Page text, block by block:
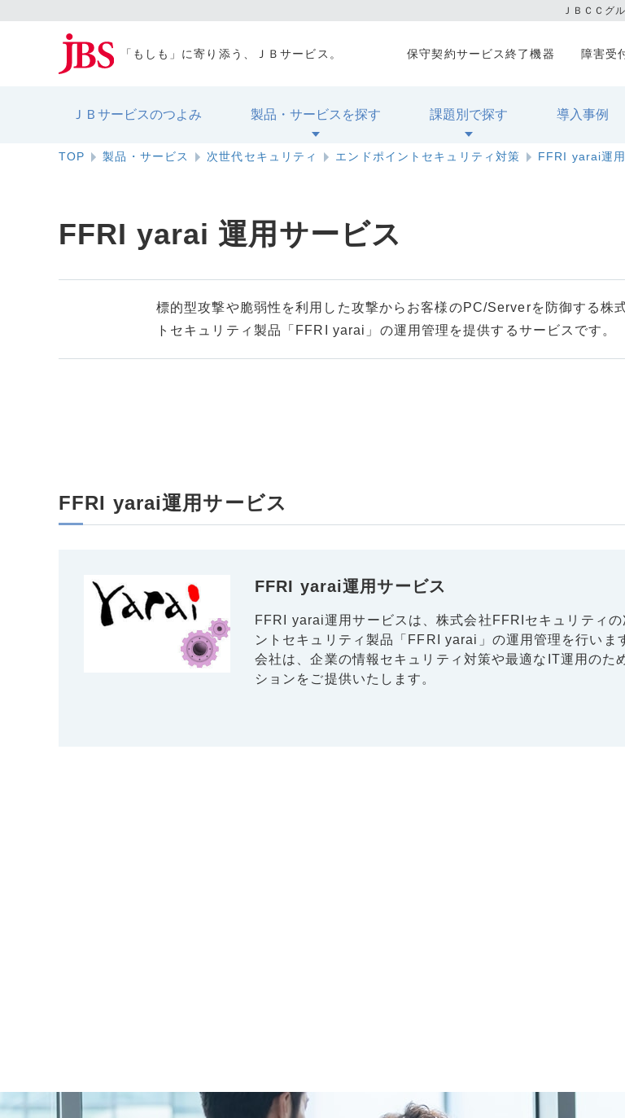
ＪＢＣＣグ
「もしも」に寄り添う、ＪＢサービス。
ＪＢサービスのつよみ 製品・サービスを探す 課題別で探す 導入事例
保守契約サービス終了機器 障害受
TOP 製品・サービス 次世代セキュリティ エンドポイントセキュリティ対策 FFRI yarai運
FFRI yarai 運用サービス
標的型攻撃や脆弱性を利用した攻撃からお客様のPC/Serverを防御する株
トセキュリティ製品「FFRI yarai」の運用管理を提供するサービスです。
FFRI yarai運用サービス
FFRI yarai運用サービス
FFRI yarai運用サービスは、株式会社FFRIセキュリティの
ントセキュリティ製品「FFRI yarai」の運用管理を行いま
会社は、企業の情報セキュリティ対策や最適なIT運用のた
ションをご提供いたします。